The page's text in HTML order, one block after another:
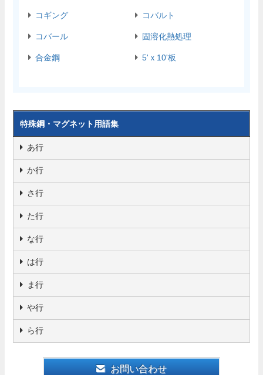
コギング コバルト
コバール 固溶化熱処理
合金鋼 5'ｘ10'板
特殊鋼・マグネット用語集
あ行
か行
さ行
た行
な行
は行
ま行
や行
ら行
お問い合わせ